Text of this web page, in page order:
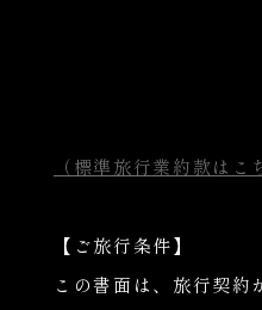
（標準旅行業約款はこ
【ご旅行条件】
この書面は、旅行契約